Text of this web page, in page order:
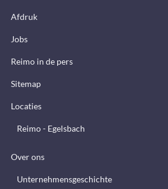
Afdruk
Jobs
Reimo in de pers
Sitemap
Locaties
Reimo - Egelsbach
Over ons
Unternehmensgeschichte